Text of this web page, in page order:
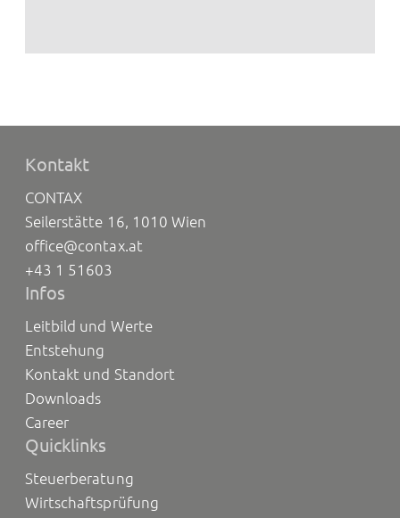
Kontakt
CONTAX
Seilerstätte 16, 1010 Wien
office@contax.at
+43 1 51603
Infos
Leitbild und Werte
Entstehung
Kontakt und Standort
Downloads
Career
Quicklinks
Steuerberatung
Wirtschaftsprüfung